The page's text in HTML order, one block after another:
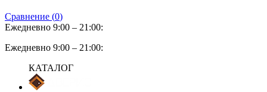
Сравнение (0)
Ежедневно 9:00 – 21:00:
Ежедневно 9:00 – 21:00:
КАТАЛОГ